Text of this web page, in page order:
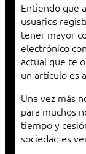
Entiendo que
usuarios
tener mayor
electrónico
actual que te
un artículo es
Una vez más
para muchos
tiempo y
sociedad es